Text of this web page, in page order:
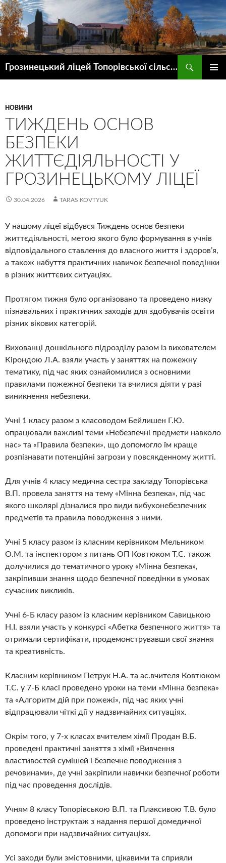
Грозинецький ліцей Топорівської сільської ради
НОВИНИ
ТИЖДЕНЬ ОСНОВ
БЕЗПЕКИ
ЖИТТЄДІЯЛЬНОСТІ У
ГРОЗИНЕЦЬКОМУ ЛІЦЕЇ
30.04.2026 TARAS KOVTYUK
У нашому ліцеї відбувся Тиждень основ безпеки
життєдіяльності, метою якого було формування в учнів
відповідального ставлення до власного життя і здоров’я,
а також набуття практичних навичок безпечної поведінки
в різних життєвих ситуаціях.
Протягом тижня було організовано та проведено низку
пізнавальних і практичних заходів для здобувачів освіти
різних вікових категорій.
Вихованці дошкільного підрозділу разом із вихователем
Кірондою Л.А. взяли участь у заняттях на пожежну
тематику, під час яких ознайомилися з основними
правилами пожежної безпеки та вчилися діяти у разі
виникнення небезпеки.
Учні 1 класу разом з класоводом Бейлишен Г.Ю.
опрацювали важливі теми «Небезпечні предмети навколо
нас» та «Правила безпеки», що допомогло їм краще
розпізнавати потенційні загрози у повсякденному житті.
Для учнів 4 класу медична сестра закладу Топорівська
В.П. провела заняття на тему «Мінна безпека», під час
якого школярі дізналися про види вибухонебезпечних
предметів та правила поводження з ними.
Учні 5 класу разом із класним керівником Мельником
О.М. та інспектором з питань ОП Ковтюком Т.С. також
долучилися до тематичного уроку «Мінна безпека»,
закріпивши знання щодо безпечної поведінки в умовах
сучасних викликів.
Учні 6-Б класу разом із класним керівником Савицькою
Н.І. взяли участь у конкурсі «Абетка безпечного життя» та
отримали сертифікати, продемонструвавши свої знання
та креативність.
Класним керівником Петрук Н.А. та ас.вчителя Ковтюком
Т.С. у 7-Б класі проведено уроки на теми «Мінна безпека»
та «Алгоритм дій при пожежі», під час яких учні
відпрацювали чіткі дії у надзвичайних ситуаціях.
Окрім того, у 7-х класах вчителем хімії Продан В.Б.
проведені практичні заняття з хімії «Вивчення
властивостей сумішей і безпечне поводження з
речовинами», де учні закріпили навички безпечної роботи
під час проведення дослідів.
Учням 8 класу Топорівською В.П. та Плаксивою Т.В. було
проведено інструктаж з надання першої домедичної
допомоги при надзвичайних ситуаціях.
Усі заходи були змістовними, цікавими та сприяли